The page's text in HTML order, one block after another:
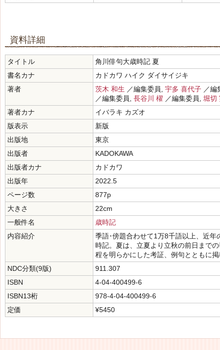
資料詳細
タイトル
角川俳句大歳時記 夏
書名カナ
カドカワ ハイク ダイサイジキ
著者
茨木 和生 ／編集委員, 宇多 喜代子 ／
／編集委員, 長谷川 櫂 ／編集委員, 堀切
著者カナ
イバラキ カズオ
版表示
新版
出版地
東京
出版者
KADOKAWA
出版者カナ
カドカワ
出版年
2022.5
ページ数
877p
大きさ
22cm
一般件名
歳時記
内容紹介
季語･傍題合わせて1万8千語以上、近
時記。夏は、立夏より立秋の前日まで
程を明らかにした考証、例句とともに
NDC分類(9版)
911.307
ISBN
4-04-400499-6
ISBN13桁
978-4-04-400499-6
定価
¥5450